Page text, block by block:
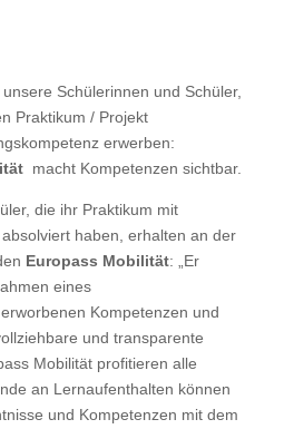
Schülerinnen und Schüler,
Praktikum / Projekt
erwerben:
macht Kompetenzen sichtbar.
die ihr Praktikum mit
haben, erhalten an der
Europass Mobilität: „Er
eines
Kompetenzen und
und transparente
Mobilität profitieren alle
an Lernaufenthalten können
und Kompetenzen mit dem